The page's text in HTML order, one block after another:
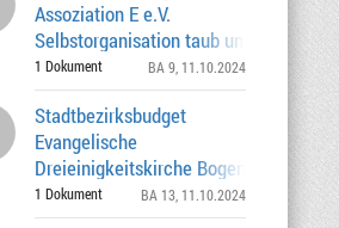
Assoziation E e.V.
Selbstorganisation taub und hörend,
Veranstaltung am 09.11.
1 Dokument BA 9, 11.10.2024
Stadtbezirksbudget
Evangelische
Dreieinigkeitskirche Bogenhausen
Gedenkfeier BA 13 in der Dreiein
1 Dokument BA 13, 11.10.2024